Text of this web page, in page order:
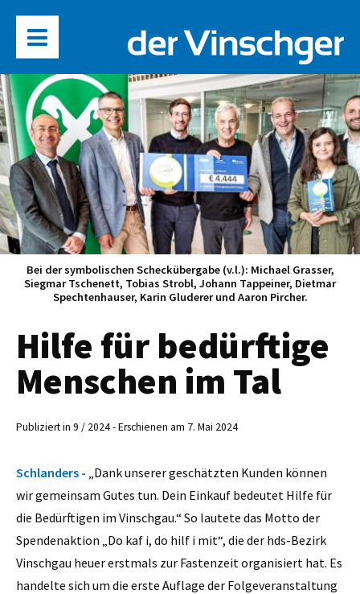
Bei der symbolischen Scheckübergabe (v.l.): Michael Grasser,
Siegmar Tschenett, Tobias Strobl, Johann Tappeiner, Dietmar
Spechtenhauser, Karin Gluderer und Aaron Pircher.
Hilfe für bedürftige
Menschen im Tal
Publiziert in 9 / 2024 - Erschienen am 7. Mai 2024
Schlanders - „Dank unserer geschätzten Kunden können
wir gemeinsam Gutes tun. Dein Einkauf bedeutet Hilfe für
die Bedürftigen im Vinschgau.“ So lautete das Motto der
Spendenaktion „Do kaf i, do hilf i mit“, die der hds-Bezirk
Vinschgau heuer erstmals zur Fastenzeit organisiert hat. Es
handelte sich um die erste Auflage der Folgeveranstaltung